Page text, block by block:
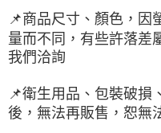
📌商品尺寸、顏色，因
量而不同，有些許落差
我們洽詢
📌衛生用品、包裝破損
後，無法再販售，恕無